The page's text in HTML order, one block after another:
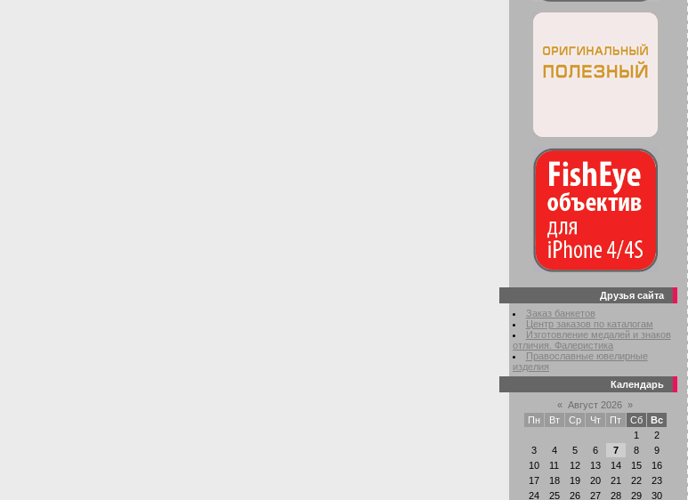
Друзья сайта
Заказ банкетов
Центр заказов по каталогам
Изготовление медалей и знаков
отличия. Фалеристика
Православные ювелирные
изделия
Календарь
« Август 2026 »
Пн
Вт Ср Чт Пт Сб
Вс
1
2
3
4 5 6 7 8
9
10
11 12 13 14 15
16
17
18 19 20 21 22
23
24
25 26 27 28 29 30